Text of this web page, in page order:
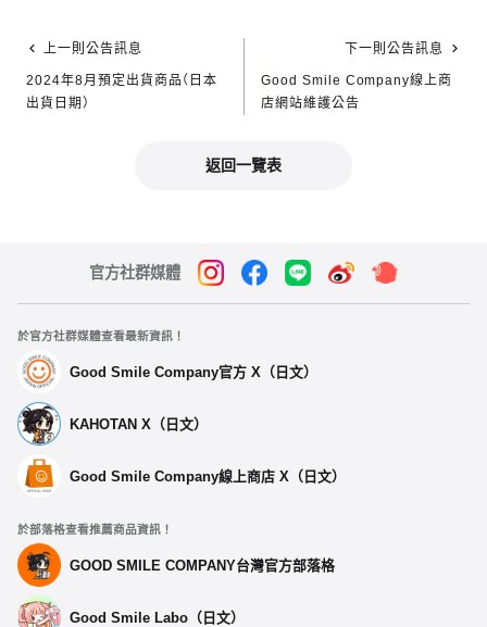
上一則公告訊息
2024年8月預定出貨商品（日本
出貨日期）
下一則公告訊息
Good Smile Company線上商
店網站維護公告
返回一覽表
官方社群媒體
於官方社群媒體查看最新資訊！
Good Smile Company官方 X（日文）
KAHOTAN X（日文）
Good Smile Company線上商店 X（日文）
於部落格查看推薦商品資訊！
GOOD SMILE COMPANY台灣官方部落格
Good Smile Labo（日文）